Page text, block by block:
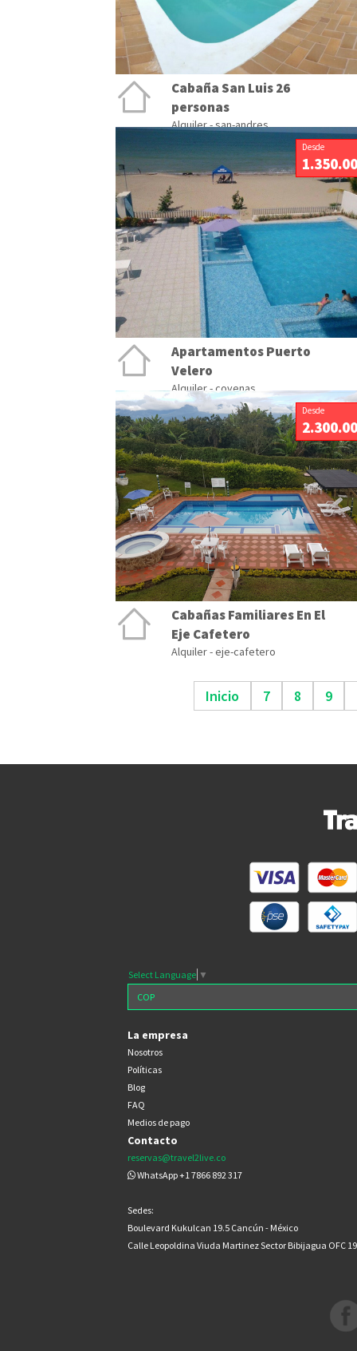
Cabaña San Luis 26
personas
Alquiler - san-andres
Desde
Apartamentos Puerto
Velero
Alquiler - covenas
Desde
Cabañas Familiares En El
Eje Cafetero
Alquiler - eje-cafetero
Inicio 7 8 9
Select Language ▼
La empresa
Nosotros
Políticas
Blog
FAQ
Medios de pago
Contacto
reservas@travel2live.co
WhatsApp +1 7866 892 317
Sedes:
Boulevard Kukulcan 19.5 Cancún - México
Calle Leopoldina Viuda Martinez Sector Bibijagua OFC